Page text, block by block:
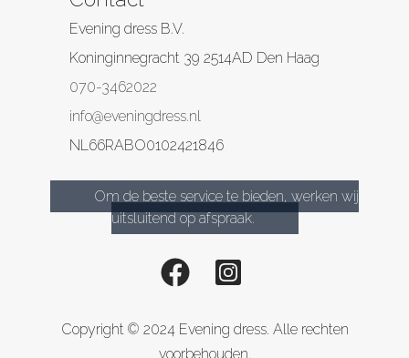
Evening dress B.V.
Koninginnegracht 39 2514AD Den Haag
070-3462022
info@eveningdress.nl
NL66RABO0102421846
Om de beste service te bieden, werken wij
uitsluitend op afspraak.
Copyright © 2024 Evening dress. Alle rechten
voorbehouden.